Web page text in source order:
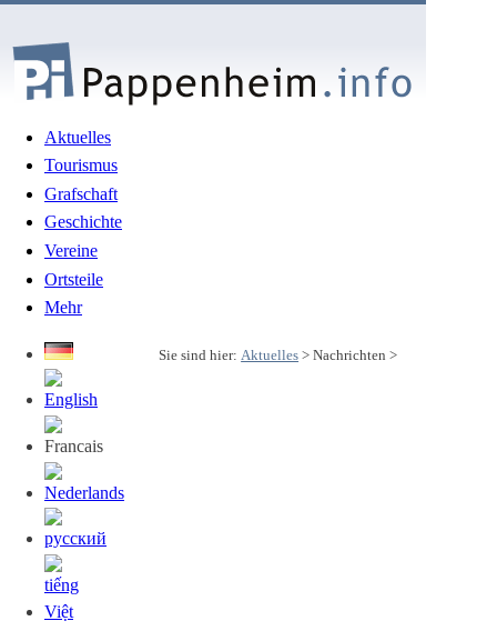
Aktuelles
Tourismus
Grafschaft
Geschichte
Vereine
Ortsteile
Mehr
Sie sind hier: Aktuelles > Nachrichten >